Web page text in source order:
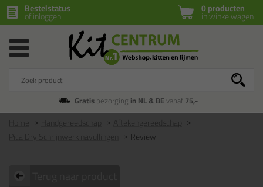
0 producten
in winkelwagen
Bestelstatus
of inloggen
Gratisbezorging in NL & BEvanaf75,-
Aftekengereedschap
Pica Dry Schrijnwerk navullingen
Review